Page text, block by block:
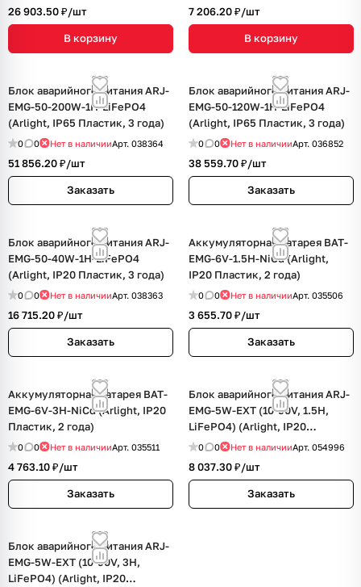
26 903.50 ₽/шт
В корзину
7 206.20 ₽/шт
В корзину
Блок аварийного питания ARJ-
EMG-50-200W-1H-LiFePO4
(Arlight, IP65 Пластик, 3 года)
0 0 Нет в наличииАрт. 038364
51 856.20 ₽/шт
Заказать
Блок аварийного питания ARJ-
EMG-50-120W-1H-LiFePO4
(Arlight, IP65 Пластик, 3 года)
0 0 Нет в наличииАрт. 036852
38 559.70 ₽/шт
Заказать
Блок аварийного питания ARJ-
EMG-50-40W-1H-LiFePO4
(Arlight, IP20 Пластик, 3 года)
0 0 Нет в наличииАрт. 038363
16 715.20 ₽/шт
Заказать
Аккумуляторная батарея BAT-
EMG-6V-1.5H-NiCd (Arlight,
IP20 Пластик, 2 года)
0 0 Нет в наличииАрт. 035506
3 655.70 ₽/шт
Заказать
Аккумуляторная батарея BAT-
EMG-6V-3H-NiCd (Arlight, IP20
Пластик, 2 года)
0 0 Нет в наличииАрт. 035511
4 763.10 ₽/шт
Заказать
Блок аварийного питания ARJ-
EMG-5W-EXT (10-90V, 1.5H,
LiFePO4) (Arlight, IP20
Пластик, 3 года)
0 0 Нет в наличииАрт. 054996
8 037.30 ₽/шт
Заказать
Блок аварийного питания ARJ-
EMG-5W-EXT (10-90V, 3H,
LiFePO4) (Arlight, IP20